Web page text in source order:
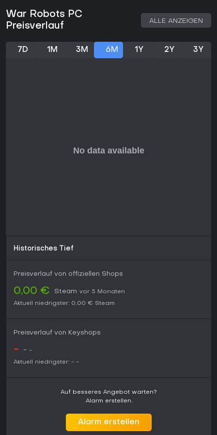
System für besseres Robot-Management, ein überarbeiteter
Black Market zum Item-Erwerb sowie Quality-of-Life-
Verbesserungen basierend auf Spielerfeedback. Die
Erweiterungen mit sich.
War Robots PC
Preisverlauf
ALLE ANZEIGEN
7D 1M 3M 6M 1Y 2Y 3Y
Historisches Tief
Preisverlauf von offiziellen Shops
0,00 € Steam vor 5 Monaten
Aktuell niedrigster: 0,00 € Steam
Preisverlauf von Keyshops
- - -
Aktuell niedrigster: - -
Auf besseres Angebot warten?
Alarm erstellen.
Alarm erstellen